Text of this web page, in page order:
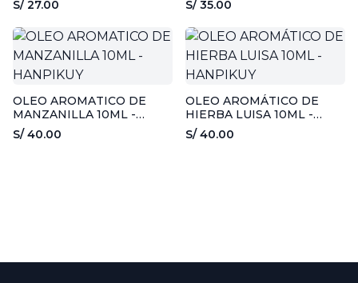
S/ 27.00 S/ 35.00
OLEO AROMATICO DE
MANZANILLA 10ML -
HANPIKUY
S/ 40.00
OLEO AROMÁTICO DE
HIERBA LUISA 10ML -
HANPIKUY
S/ 40.00